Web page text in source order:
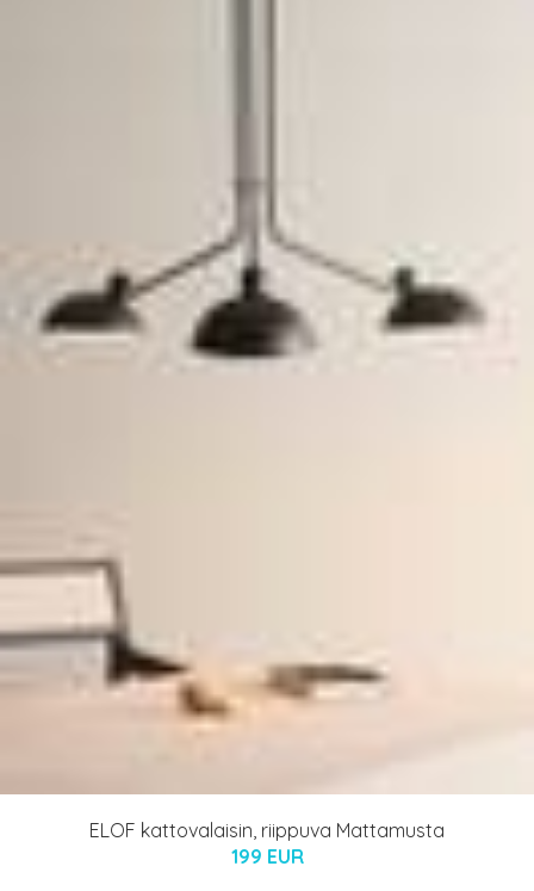
ELOF kattovalaisin, riippuva Mattamusta
199 EUR